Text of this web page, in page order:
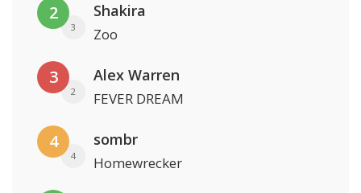
2
3
Shakira
Zoo
3
2
Alex Warren
FEVER DREAM
4
4
sombr
Homewrecker